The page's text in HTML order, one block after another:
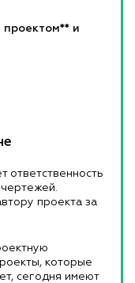
проектом** и
ответственность
проекта за
которые
сегодня имеют